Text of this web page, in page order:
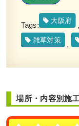
Tags:
大阪府
雑草対策
,
場所・内容別施